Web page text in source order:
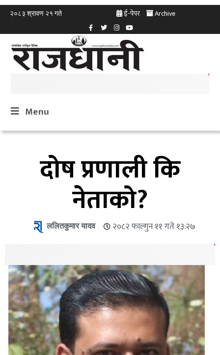
२०८३ श्रावण २१ गते ई-पेपर Archive
Menu
दोष प्रणाली कि
नेताको?
ललितकुमार यादव २०८२ फाल्गुन ११ गते १३:२७